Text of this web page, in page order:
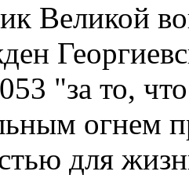
Великой
"за то,
огнем
для